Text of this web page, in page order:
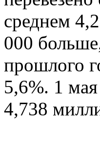
среднем
000
прошлого
5,6%. 1
4,738